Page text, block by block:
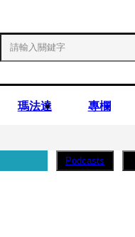
瑪法達 專欄
糕」
Podcasts